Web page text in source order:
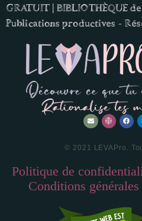
GRATUIT | BIBLIOTHÈQUE
Publications productives -
© 2021 LEVAPro.
Politique de
Conditions